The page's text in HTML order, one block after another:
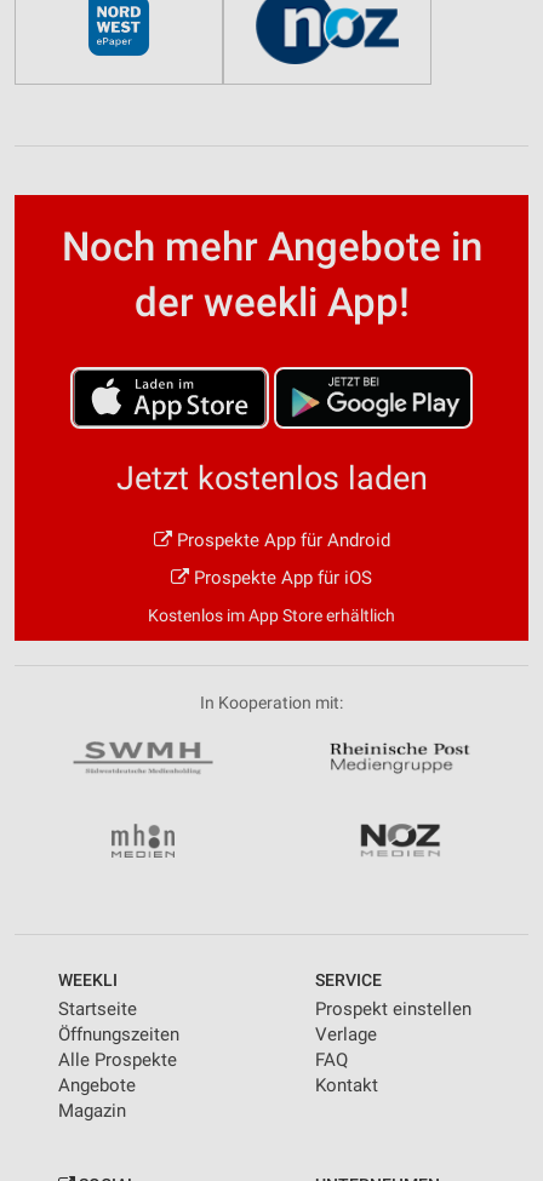
Noch mehr Angebote in
der weekli App!
Jetzt kostenlos laden
Prospekte App für Android
Prospekte App für iOS
Kostenlos im App Store erhältlich
In Kooperation mit:
WEEKLI
Startseite
Öffnungszeiten
Alle Prospekte
Angebote
Magazin
SERVICE
Prospekt einstellen
Verlage
FAQ
Kontakt